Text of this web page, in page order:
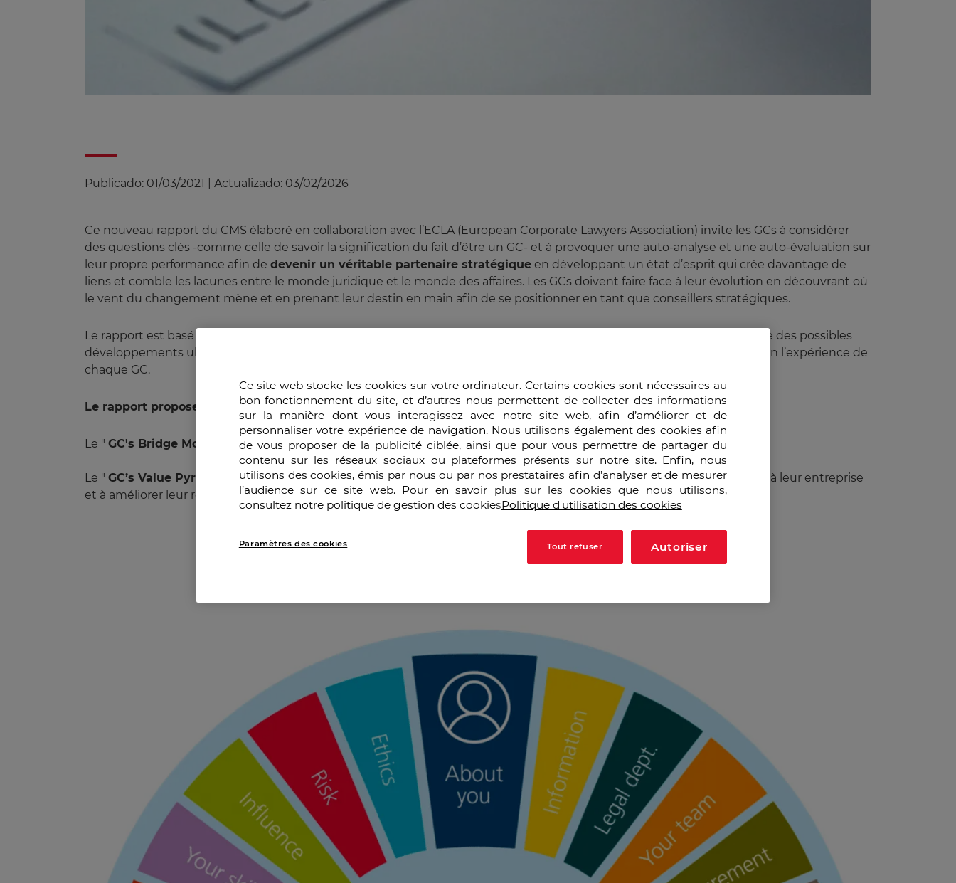
Publicado: 01/03/2021 Actualizado: 03/02/2026
Ce nouveau rapport du CMS élaboré en collaboration avec l’ECLA (European Corporate Lawyers Association) invite les GCs à considérer
des questions clés -comme celle de savoir la signification du fait d’être un GC- et à provoquer une auto-analyse et une auto-évaluation sur
leur propre performance afin de devenir un véritable partenaire stratégique en développant un état d’esprit qui crée davantage de
liens et comble les lacunes entre le monde juridique et le monde des affaires. Les GCs doivent faire face à leur évolution en découvrant où
le vent du changement mène et en prenant leur destin en main afin de se positionner en tant que conseillers stratégiques.
Le rapport est basé sur l’expérience de 18 GCs européens en questionnant l’analyse de leur propre performance ainsi que des possibles
développements ultérieurs. Les questions clés posées n’ont pas de réponses faciles donc celles-ci seront différentes selon l’expérience de
chaque GC.
Le rapport propose deux outils nouveaux et complémentaires :
Le " GC's Bridge Model " : un outil développé pour aider les GCs à gagner de l'influence et des stratégies pour réussie.
Le " GC’s Value Pyramid
" : une pyramide des valeurs élaborée pour aider les GCs à évaluer la valeur de leur contribution à leur entreprise
et à améliorer leur réputation en interne et en externe de l’entreprise.
L'outil GC's Bridge Model
Ce site web stocke les cookies sur votre ordinateur. Certains cookies sont nécessaires au
bon fonctionnement du site, et d’autres nous permettent de collecter des informations
sur la manière dont vous interagissez avec notre site web, afin d’améliorer et de
personnaliser votre expérience de navigation. Nous utilisons également des cookies afin
de vous proposer de la publicité ciblée, ainsi que pour vous permettre de partager du
contenu sur les réseaux sociaux ou plateformes présents sur notre site. Enfin, nous
utilisons des cookies, émis par nous ou par nos prestataires afin d’analyser et de mesurer
l’audience sur ce site web. Pour en savoir plus sur les cookies que nous utilisons,
consultez notre politique de gestion des cookiesPolitique d'utilisation des cookies
Paramètres des cookies Tout refuser Autoriser